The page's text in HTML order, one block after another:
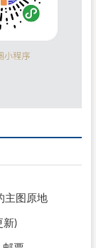
主图原地
新)